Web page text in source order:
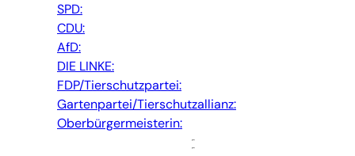
SPD:
CDU:
AfD:
DIE LINKE:
FDP/Tierschutzpartei:
Gartenpartei/Tierschutzallianz:
Oberbürgermeisterin: